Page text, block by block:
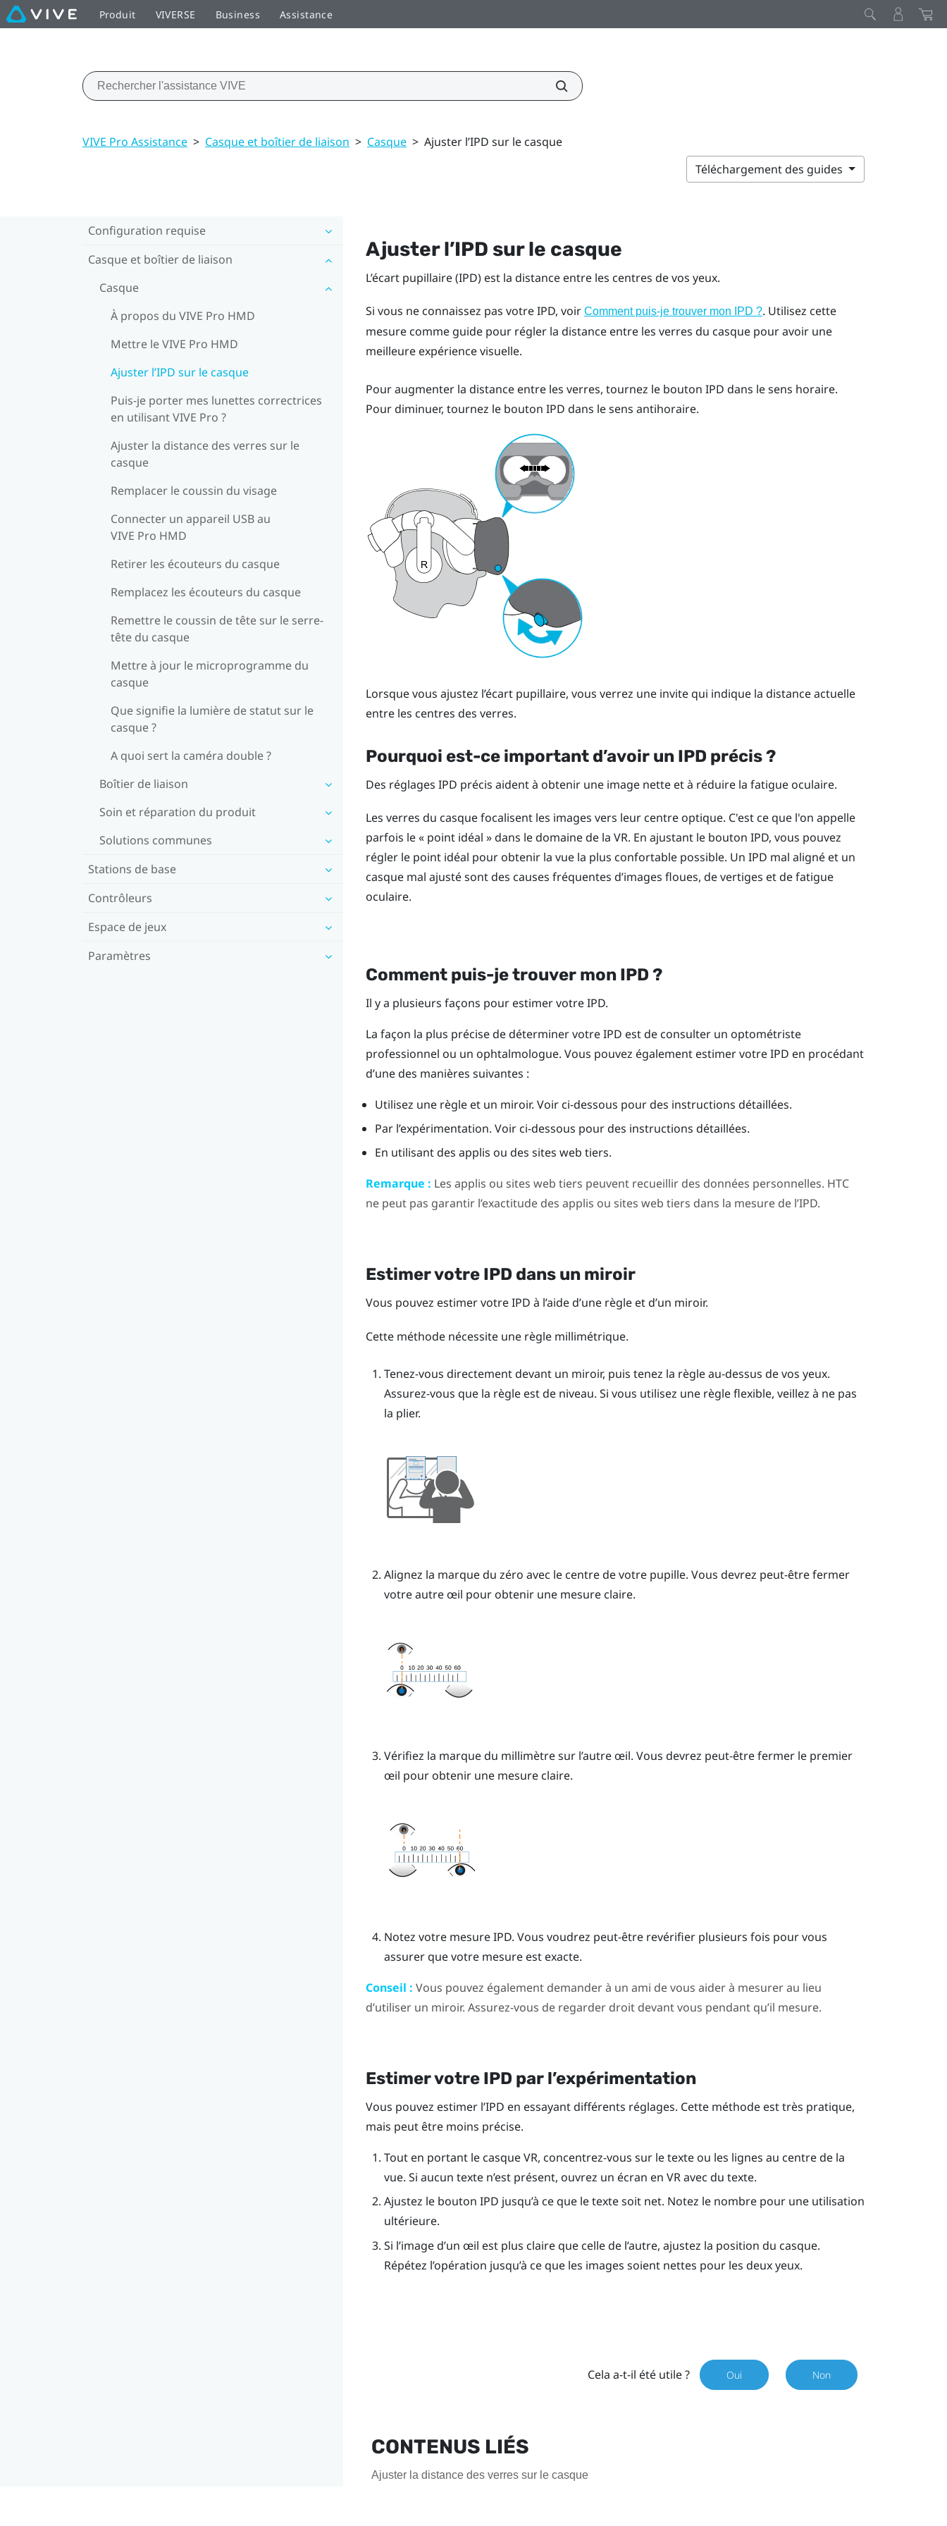
Produit VIVERSE Business Assistance
VIVE Pro Assistance > Casque et boîtier de liaison > Casque > Ajuster l’IPD sur le casque
Téléchargement des guides
Configuration requise
Casque et boîtier de liaison
Casque
À propos du VIVE Pro HMD
Mettre le VIVE Pro HMD
Ajuster l’IPD sur le casque
Puis-je porter mes lunettes correctrices
en utilisant VIVE Pro ?
Ajuster la distance des verres sur le
casque
Remplacer le coussin du visage
Connecter un appareil USB au
VIVE Pro HMD
Retirer les écouteurs du casque
Remplacez les écouteurs du casque
Remettre le coussin de tête sur le serre-
tête du casque
Mettre à jour le microprogramme du
casque
Que signifie la lumière de statut sur le
casque ?
A quoi sert la caméra double ?
Boîtier de liaison
Soin et réparation du produit
Solutions communes
Stations de base
Contrôleurs
Espace de jeux
Paramètres
Ajuster l’IPD sur le casque
L’écart pupillaire (IPD) est la distance entre les centres de vos yeux.
Si vous ne connaissez pas votre IPD, voir Comment puis-je trouver mon IPD ?. Utilisez cette
mesure comme guide pour régler la distance entre les verres du casque pour avoir une
meilleure expérience visuelle.
Pour augmenter la distance entre les verres, tournez le bouton IPD dans le sens horaire.
Pour diminuer, tournez le bouton IPD dans le sens antihoraire.
Lorsque vous ajustez l’écart pupillaire, vous verrez une invite qui indique la distance actuelle
entre les centres des verres.
Pourquoi est-ce important d’avoir un IPD précis ?
Des réglages IPD précis aident à obtenir une image nette et à réduire la fatigue oculaire.
Les verres du casque focalisent les images vers leur centre optique. C'est ce que l'on appelle
parfois le « point idéal » dans le domaine de la VR. En ajustant le bouton IPD, vous pouvez
régler le point idéal pour obtenir la vue la plus confortable possible. Un IPD mal aligné et un
casque mal ajusté sont des causes fréquentes d’images floues, de vertiges et de fatigue
oculaire.
Comment puis-je trouver mon IPD ?
Il y a plusieurs façons pour estimer votre IPD.
La façon la plus précise de déterminer votre IPD est de consulter un optométriste
professionnel ou un ophtalmologue. Vous pouvez également estimer votre IPD en procédant
d’une des manières suivantes :
Utilisez une règle et un miroir. Voir ci-dessous pour des instructions détaillées.
Par l’expérimentation. Voir ci-dessous pour des instructions détaillées.
En utilisant des applis ou des sites web tiers.
Remarque : Les applis ou sites web tiers peuvent recueillir des données personnelles. HTC
ne peut pas garantir l’exactitude des applis ou sites web tiers dans la mesure de l’IPD.
Estimer votre IPD dans un miroir
Vous pouvez estimer votre IPD à l’aide d’une règle et d’un miroir.
Cette méthode nécessite une règle millimétrique.
Tenez-vous directement devant un miroir, puis tenez la règle au-dessus de vos yeux.
Assurez-vous que la règle est de niveau. Si vous utilisez une règle flexible, veillez à ne pas
la plier.
Alignez la marque du zéro avec le centre de votre pupille. Vous devrez peut-être fermer
votre autre œil pour obtenir une mesure claire.
Vérifiez la marque du millimètre sur l’autre œil. Vous devrez peut-être fermer le premier
œil pour obtenir une mesure claire.
Notez votre mesure IPD. Vous voudrez peut-être revérifier plusieurs fois pour vous
assurer que votre mesure est exacte.
Conseil : Vous pouvez également demander à un ami de vous aider à mesurer au lieu
d’utiliser un miroir. Assurez-vous de regarder droit devant vous pendant qu’il mesure.
Estimer votre IPD par l’expérimentation
Vous pouvez estimer l’IPD en essayant différents réglages. Cette méthode est très pratique,
mais peut être moins précise.
Tout en portant le casque VR, concentrez-vous sur le texte ou les lignes au centre de la
vue. Si aucun texte n’est présent, ouvrez un écran en VR avec du texte.
Ajustez le bouton IPD jusqu’à ce que le texte soit net. Notez le nombre pour une utilisation
ultérieure.
Si l’image d’un œil est plus claire que celle de l’autre, ajustez la position du casque.
Répétez l’opération jusqu’à ce que les images soient nettes pour les deux yeux.
Cela a-t-il été utile ? Oui Non
CONTENUS LIÉS
Ajuster la distance des verres sur le casque